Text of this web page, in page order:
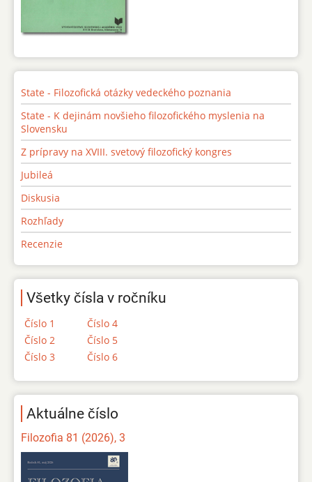
State - Filozofická otázky vedeckého poznania
State - K dejinám novšieho filozofického myslenia na
Slovensku
Z prípravy na XVIII. svetový filozofický kongres
Jubileá
Diskusia
Rozhľady
Recenzie
Všetky čísla v ročníku
Číslo 1
Číslo 2
Číslo 3
Číslo 4
Číslo 5
Číslo 6
Aktuálne číslo
Filozofia 81 (2026), 3